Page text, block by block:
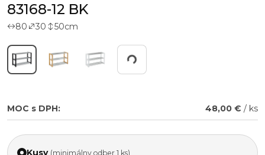
83168-12 BK
80 30 50cm Working...
MOC s DPH: 48,00 € / ks
Kusy (minimálny odber 1 ks)